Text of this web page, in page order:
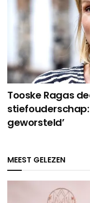
Tooske Ragas
stiefouderschap:
geworsteld’
MEEST GELEZEN